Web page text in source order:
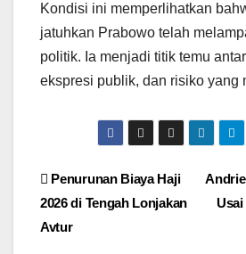
Kondisi ini memperlihatkan
jatuhkan Prabowo telah
politik. Ia menjadi titik temu
ekspresi publik, dan risiko yang
Navigasi
pos
Penurunan Biaya Haji
2026 di Tengah Lonjakan
Avtur